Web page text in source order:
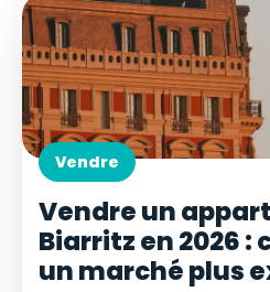
Vendre
Vendre un
Biarritz en 2026 :
un marché plus